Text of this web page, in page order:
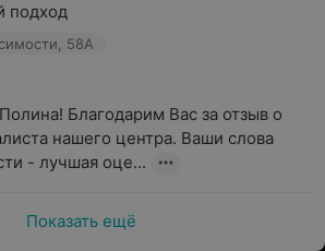
подход
58А
Благодарим Вас за отзыв о
нашего центра. Ваши слова
- лучшая оце...
Показать ещё